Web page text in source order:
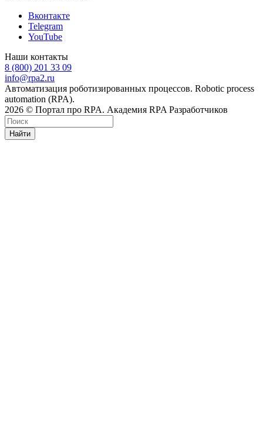
Вконтакте
Telegram
YouTube
Наши контакты
8 (800) 201 33 09
info@rpa2.ru
Автоматизация роботизированных процессов. Robotic process
automation (RPA).
2026 © Портал про RPA. Академия RPA Разработчиков
Найти